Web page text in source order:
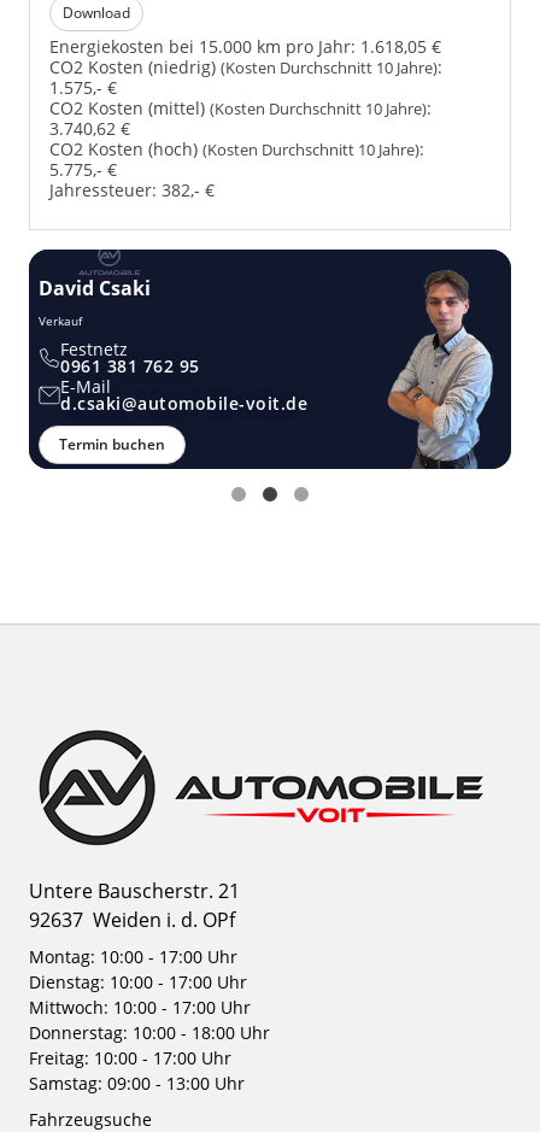
Download
Energiekosten bei 15.000 km pro Jahr: 1.618,05 €
CO2 Kosten (niedrig) (Kosten Durchschnitt 10 Jahre):
1.575,- €
CO2 Kosten (mittel) (Kosten Durchschnitt 10 Jahre):
3.740,62 €
CO2 Kosten (hoch) (Kosten Durchschnitt 10 Jahre):
5.775,- €
Jahressteuer: 382,- €
David Csaki
Verkauf
Festnetz
0961 381 762 95
E-Mail
d.csaki@automobile-voit.de
Termin buchen
Untere Bauscherstr. 21
92637 Weiden i. d. OPf
Montag: 10:00 - 17:00 Uhr
Dienstag: 10:00 - 17:00 Uhr
Mittwoch: 10:00 - 17:00 Uhr
Donnerstag: 10:00 - 18:00 Uhr
Freitag: 10:00 - 17:00 Uhr
Samstag: 09:00 - 13:00 Uhr
Fahrzeugsuche